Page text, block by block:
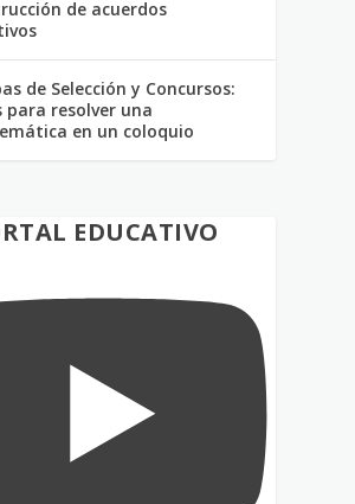
de acuerdos
de Selección y Concursos:
para resolver una
en un coloquio
EDUCATIVO